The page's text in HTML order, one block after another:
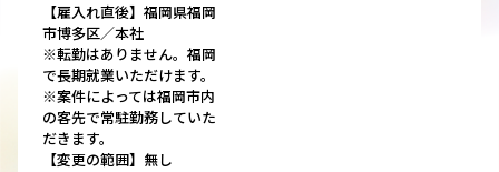
【雇入れ直後】福岡県福岡
市博多区／本社
※転勤はありません。福岡
で長期就業いただけます。
※案件によっては福岡市内
の客先で常駐勤務していた
だきます。
【変更の範囲】無し